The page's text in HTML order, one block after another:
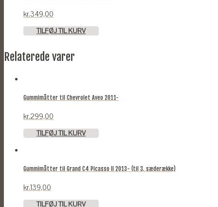
kr.349,00
TILFØJ TIL KURV
Relaterede varer
Gummimåtter til Chevrolet Aveo 2011-
kr.299,00
TILFØJ TIL KURV
Gummimåtter til Grand C4 Picasso II 2013- (til 3. sæderække)
kr.139,00
TILFØJ TIL KURV